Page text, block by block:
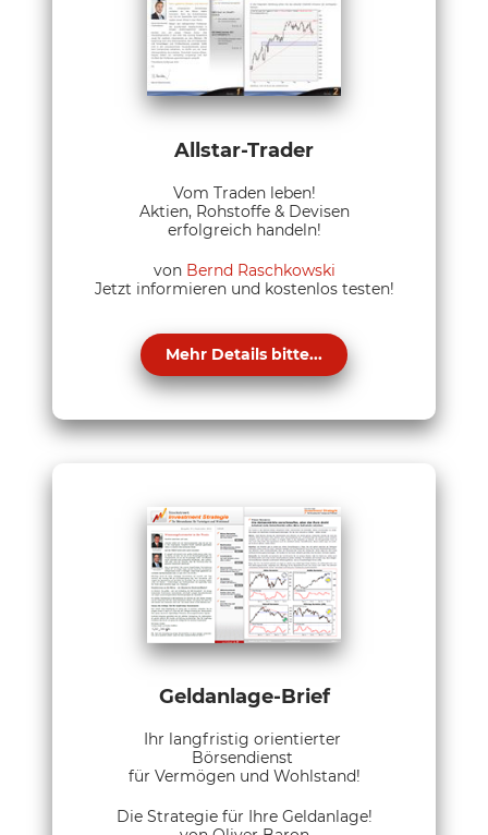
Allstar-Trader
Vom Traden leben!
Aktien, Rohstoffe & Devisen
erfolgreich handeln!
von Bernd Raschkowski
Jetzt informieren und kostenlos testen!
Mehr Details bitte...
Geldanlage-Brief
Ihr langfristig orientierter
Börsendienst
für Vermögen und Wohlstand!
Die Strategie für Ihre Geldanlage!